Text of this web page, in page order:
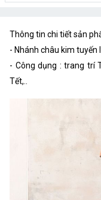
Thông tin chi tiết sản
- Nhánh châu kim tuyến
- Công dụng : trang trí
Tết,..